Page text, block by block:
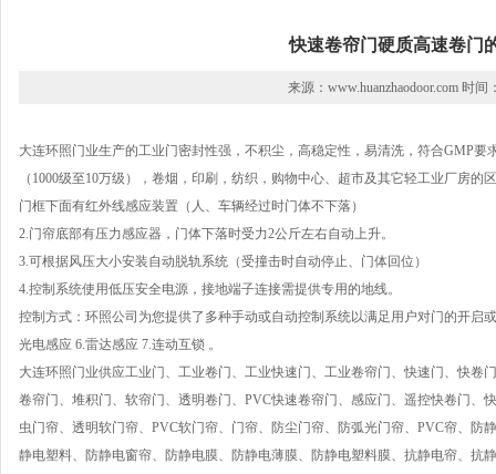
快速卷帘门硬质高速卷门
来源：www.huanzhaodoor.com 时间
大连环照门业生产的工业门密封性强，不积尘，高稳定性，易清洗，符合GMP要
（1000级至10万级），卷烟，印刷，纺织，购物中心、超市及其它轻工业厂房的
门框下面有红外线感应装置（人、车辆经过时门体不下落）
2.门帘底部有压力感应器，门体下落时受力2公斤左右自动上升。
3.可根据风压大小安装自动脱轨系统（受撞击时自动停止、门体回位）
4.控制系统使用低压安全电源，接地端子连接需提供专用的地线。
控制方式：环照公司为您提供了多种手动或自动控制系统以满足用户对门的开启
光电感应 6.雷达感应 7.连动互锁 。
大连环照门业供应工业门、工业卷门、工业快速门、工业卷帘门、快速门、快卷
卷帘门、堆积门、软帘门、透明卷门、PVC快速卷帘门、感应门、遥控快卷门、
虫门帘、透明软门帘、PVC软门帘、门帘、防尘门帘、防弧光门帘、PVC帘、防
静电塑料、防静电窗帘、防静电膜、防静电薄膜、防静电塑料膜、抗静电帘、抗